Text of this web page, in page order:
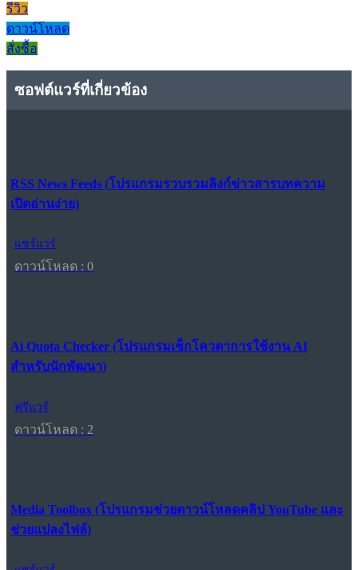
รีวิว
ดาวน์โหลด
สั่งซื้อ
ซอฟต์แวร์ที่เกี่ยวข้อง
RSS News Feeds (โปรแกรมรวบรวมลิงก์ข่าวสารบทความ
เปิดอ่านง่าย)
แชร์แวร์
ดาวน์โหลด : 0
Ai Quota Checker (โปรแกรมเช็กโควตาการใช้งาน AI
สำหรับนักพัฒนา)
ฟรีแวร์
ดาวน์โหลด : 2
Media Toolbox (โปรแกรมช่วยดาวน์โหลดคลิป YouTube และ
ช่วยแปลงไฟล์)